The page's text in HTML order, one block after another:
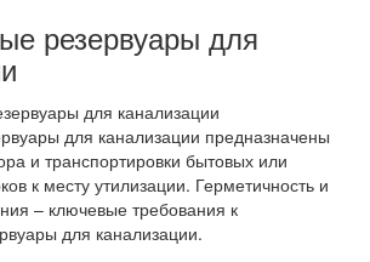
резервуары для
для канализации предназначены
и транспортировки бытовых или
к месту утилизации. Герметичность и
– ключевые требования к
для канализации.